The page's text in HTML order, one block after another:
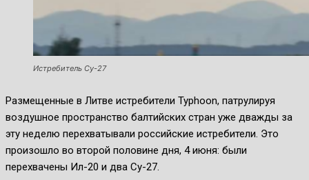
Истребитель Су-27
Размещенные в Литве истребители Typhoon, патрулируя
воздушное пространство балтийских стран уже дважды за
эту неделю перехватывали российские истребители. Это
произошло во второй половине дня, 4 июня: были
перехвачены Ил-20 и два Су-27.